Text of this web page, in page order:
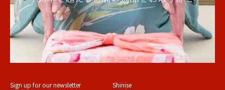
Sign up for our newsletter
Shinise